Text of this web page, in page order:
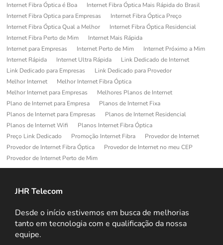
Internet Fibra Óptica é Boa
Internet Fibra Óptica Mais Rápida do Brasil
Internet Fibra Optica para Empresas
Internet Fibra Óptica Preço
Internet Fibra Óptica Qual a Melhor
Internet Fibra Óptica Residencial
Internet Fibra Perto de Mim
Internet Mais Rápida
Internet para Empresas
Internet Perto de Mim
Internet Próximo a Mim
Internet Rápida
Internet Ultra Rápida
Link Dedicado de Internet
Link Dedicado para Empresas
Link Dedicado para Provedor
Melhor Internet
Melhor Internet Fibra Óptica
Melhor Internet para Empresas
Melhores Planos de Internet
Plano de Internet para Empresa
Planos de Internet Fixa
Planos de Internet para Empresas
Planos de Internet Residencial
Planos de Internet Wifi
Planos Internet Fibra Óptica
Preço Link Dedicado
Promoção Internet Fibra
Provedor de Internet
Provedor de Internet Fibra Óptica
Provedor de Internet no meu CEP
Provedor de Internet Perto de Mim
JHR Telecom
Desde o início estivemos em busca de melhorias
tanto em tecnologia com e qualificação da nossa
equipe.